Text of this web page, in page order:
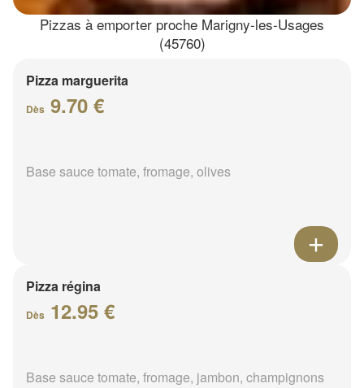
Pizzas à emporter proche Marigny-les-Usages
(45760)
Pizza marguerita
Dès 9.70 €
Base sauce tomate, fromage, olives
Pizza régina
Dès 12.95 €
Base sauce tomate, fromage, jambon, champignons